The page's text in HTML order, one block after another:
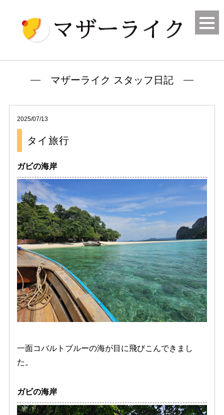
マザーライク スタッフ日記
2025/07/13
タイ旅行
ガビの海岸
一面コバルトブルーの海が目に飛びこんできまし
た。
ガビの海岸